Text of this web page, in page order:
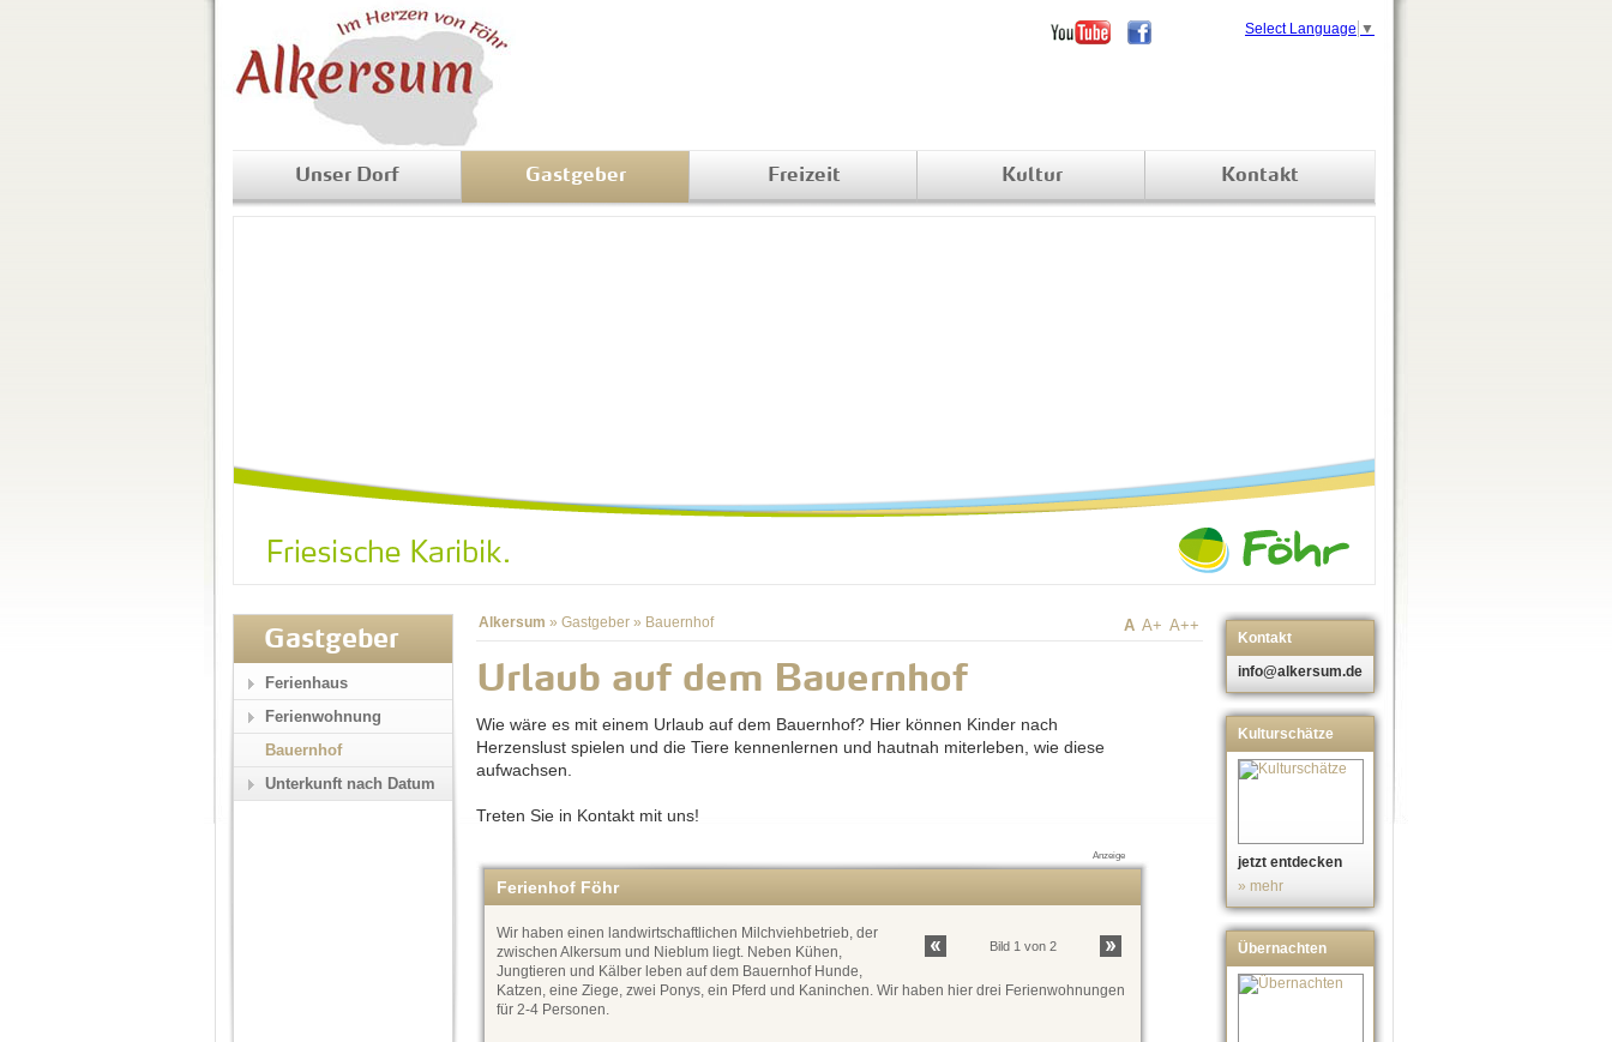
Unser Dorf Gastgeber Freizeit Kultur Kontakt
Alkersum » Gastgeber » Bauernhof A A+ A++
Urlaub auf dem Bauernhof
Wie wäre es mit einem Urlaub auf dem Bauernhof? Hier können Kinder nach
Herzenslust spielen und die Tiere kennenlernen und hautnah miterleben, wie diese
aufwachsen.
Treten Sie in Kontakt mit uns!
Anzeige
Ferienhof Föhr
Bild 1 von 2
Wir haben einen landwirtschaftlichen Milchviehbetrieb, der
zwischen Alkersum und Nieblum liegt. Neben Kühen,
Jungtieren und Kälber leben auf dem Bauernhof Hunde,
Katzen, eine Ziege, zwei Ponys, ein Pferd und Kaninchen. Wir haben hier drei Ferienwohnungen
für 2-4 Personen.
Kontakt
info@alkersum.de
Kulturschätze
jetzt entdecken
» mehr
Übernachten
Gastgeber
Ferienhaus
Ferienwohnung
Bauernhof
Unterkunft nach Datum
Select Language ▼